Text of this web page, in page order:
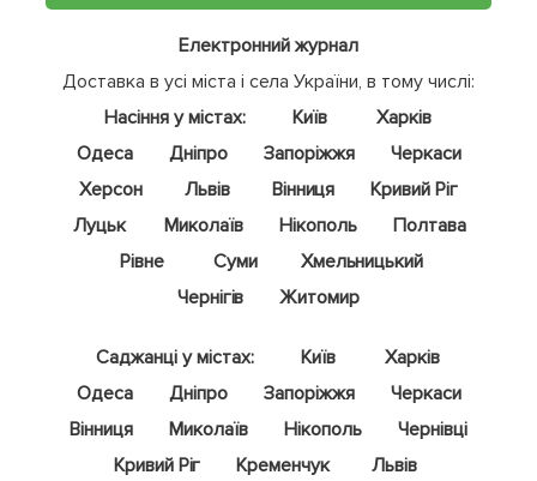
Електронний журнал
Доставка в усі міста і села України, в тому числі:
Насіння у містах:
Київ
Харків
Одеса
Дніпро Запоріжжя
Черкаси
Херсон
Львів Вінниця
Кривий Ріг
Луцьк
Миколаїв Нікополь
Полтава
Рівне
Суми
Хмельницький
Чернігів
Житомир
Саджанці у містах: Київ
Харків
Одеса
Дніпро Запоріжжя
Черкаси
Вінниця
Миколаїв Нікополь
Чернівці
Кривий Ріг
Кременчук
Львів